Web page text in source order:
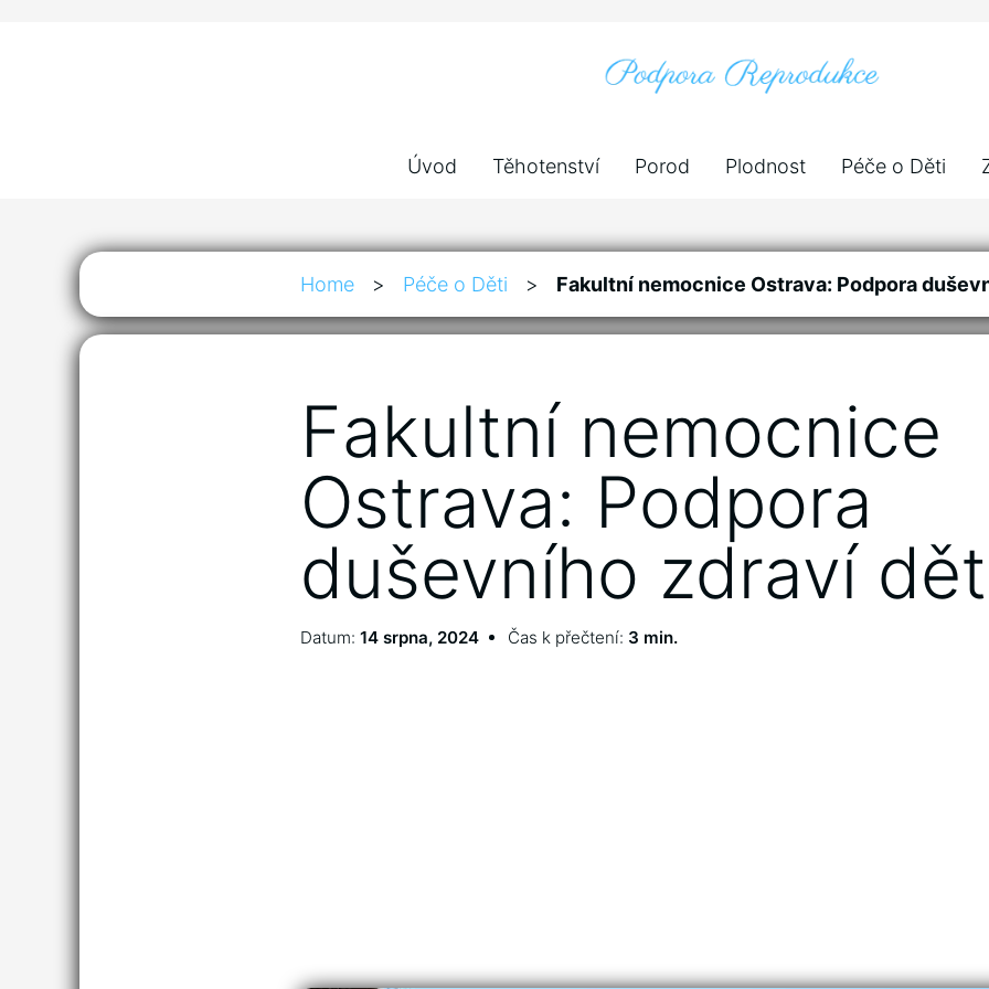
Úvod Těhotenství Porod Plodnost Péče o Děti
Home > Péče o Děti > Fakultní nemocnice Ostrava: Podpora
Fakultní nemocnice
Ostrava: Podpora
duševního zdraví
Datum: 14 srpna, 2024 Čas k přečtení: 3 min.